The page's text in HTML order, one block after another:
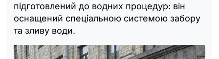
підготовлений до водних процедур: він
оснащений спеціальною системою забору
та зливу води.